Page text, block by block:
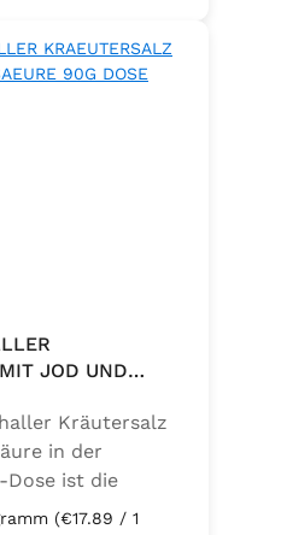
Fleisch,
mediterranen
10 %
und
JOD UND
Kräutersalz
in der
Dose ist die
für eine
(€17.89 / 1